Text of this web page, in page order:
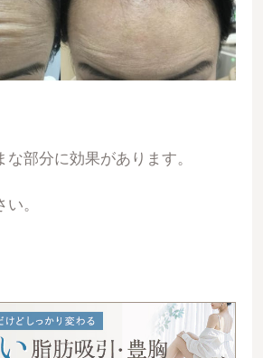
部分に効果があります。
。